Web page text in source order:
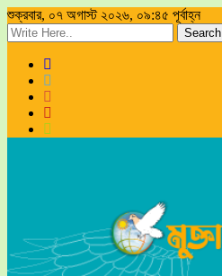
শুক্রবার, ০৭ অগাস্ট ২০২৬, ০৯:৪৫ পূর্বাহ্ন
Search